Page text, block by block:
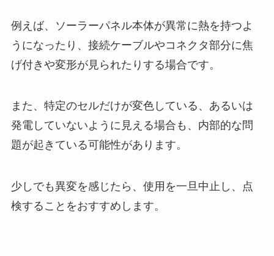
例えば、ソーラーパネル本体が異常に熱を持つよ
うになったり、接続ケーブルやコネクタ部分に焦
げ付きや変形が見られたりする場合です。
また、特定のセルだけが変色している、あるいは
発電していないように見える場合も、内部的な問
題が起きている可能性があります。
少しでも異変を感じたら、使用を一旦中止し、点
検することをおすすめします。